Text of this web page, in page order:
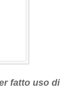
fatto uso di